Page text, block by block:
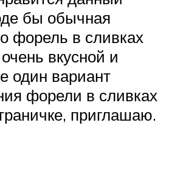
бы обычная
форель в сливках
вкусной и
один вариант
форели в сливках
приглашаю.